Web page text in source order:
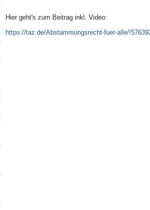
Hier geht's zum Beitrag inkl. Video:
https://taz.de/Abstammungsrecht-fuer-alle/